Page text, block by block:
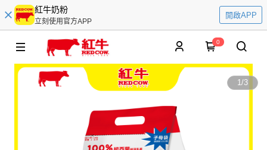
紅牛奶粉
立刻使用官方APP
開啟APP
0
1/3